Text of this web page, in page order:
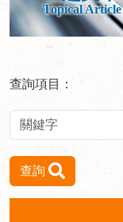
Topical Article
查詢項目：
查詢